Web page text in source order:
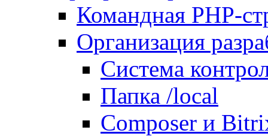
Командная PHP-
Организация
Система
Папка /local
Composer и